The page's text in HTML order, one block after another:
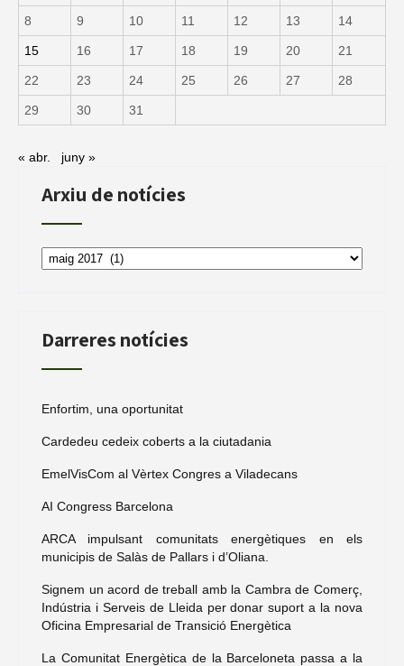
8 9 10 11 12 13 14
15 16 17 18 19 20 21
22 23 24 25 26 27 28
29 30 31
« abr. juny »
Arxiu de notícies
Arxiu
de
Darreres notícies
Enfortim, una oportunitat
Cardedeu cedeix coberts a la ciutadania
EmelVisCom al Vèrtex Congres a Viladecans
AI Congress Barcelona
ARCA impulsant comunitats energètiques en els
municipis de Salàs de Pallars i d’Oliana.
Signem un acord de treball amb la Cambra de Comerç,
Indústria i Serveis de Lleida per donar suport a la nova
Oficina Empresarial de Transició Energètica
La Comunitat Energètica de la Barceloneta passa a la